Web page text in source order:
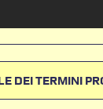
DEI TERMINI